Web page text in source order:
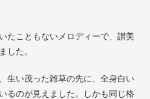
たこともないメロディーで、讃美
した。
生い茂った雑草の先に、全身白い
るのが見えました。しかも同じ格